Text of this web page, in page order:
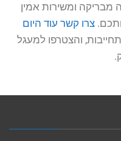
ומשירות אמין
צרו קשר עוד היום
והצטרפו למעגל